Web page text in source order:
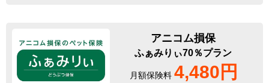
アニコム損保
ふぁみりぃ70％プラン
月額保険料 4,480円